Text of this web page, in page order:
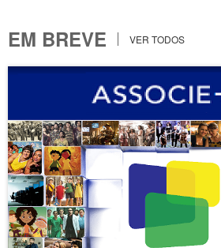
EM BREVE VER TODOS